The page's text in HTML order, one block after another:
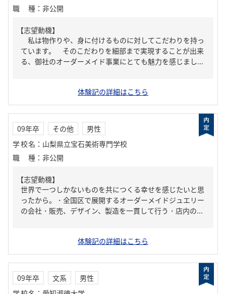
職種 ： 非公開
【志望動機】
私は物作りや、身に付けるものに対してこだわりを持っ
ています。 そのこだわりを細部まで実現することが出来
る、御社のオーダーメイド事業にとても魅力を感じまし...
体験記の詳細はこちら
09年卒 その他
男性
学校名 ： 山梨県立宝石美術専門学校
職種 ： 非公開
【志望動機】
世界で一つしかないものを共につくる幸せを感じたいと思
ったから。・全国区で展開するオーダーメイドジュエリー
の会社・販売、デザイン、製造を一貫して行う・店内の...
体験記の詳細はこちら
09年卒 文系
男性